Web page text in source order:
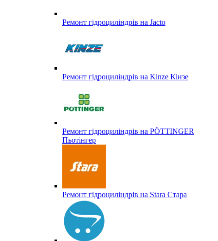
Ремонт гідроциліндрів на Jacto
Ремонт гідроциліндрів на Kinze Кінзе
Ремонт гідроциліндрів на PÖTTINGER
Пьотінгер
Ремонт гідроциліндрів на Stara Стара